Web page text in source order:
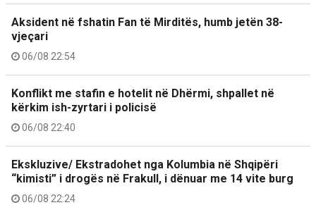
Aksident në fshatin Fan të Mirditës, humb jetën 38-
vjeçari
06/08 22:54
Konflikt me stafin e hotelit në Dhërmi, shpallet në
kërkim ish-zyrtari i policisë
06/08 22:40
Ekskluzive/ Ekstradohet nga Kolumbia në Shqipëri
“kimisti” i drogës në Frakull, i dënuar me 14 vite burg
06/08 22:24